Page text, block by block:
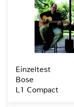
Einzeltest
Bose
L1 Compact